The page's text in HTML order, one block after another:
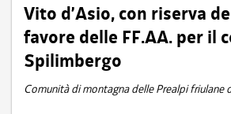
Vito d’Asio, con riserva
favore delle FF.AA. per il
Spilimbergo
Comunità di montagna delle Prealpi friulane